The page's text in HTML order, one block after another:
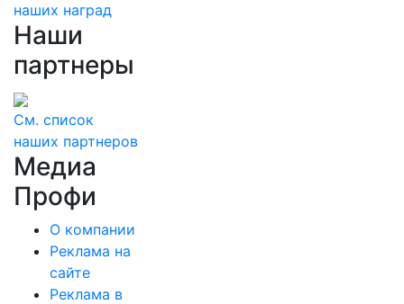
наших наград
Наши
партнеры
См. список
наших партнеров
Медиа
Профи
О компании
Реклама на
сайте
Реклама в